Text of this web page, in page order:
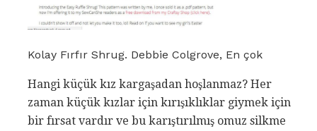
Kolay Fırfır Shrug. Debbie Colgrove, En çok
Hangi küçük kız kargaşadan hoşlanmaz? Her
zaman küçük kızlar için kırışıklıklar giymek için
bir fırsat vardır ve bu karıştırılmış omuz silkme